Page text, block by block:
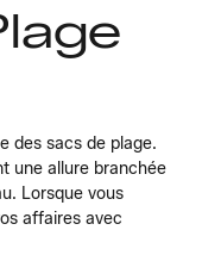
des sacs de plage.
une allure branchée
Lorsque vous
affaires avec